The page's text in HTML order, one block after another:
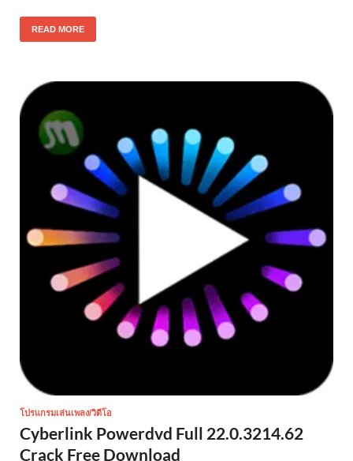
READ MORE
โปรแกรมเล่นเพลง/วิดีโอ
Cyberlink Powerdvd Full 22.0.3214.62
Crack Free Download